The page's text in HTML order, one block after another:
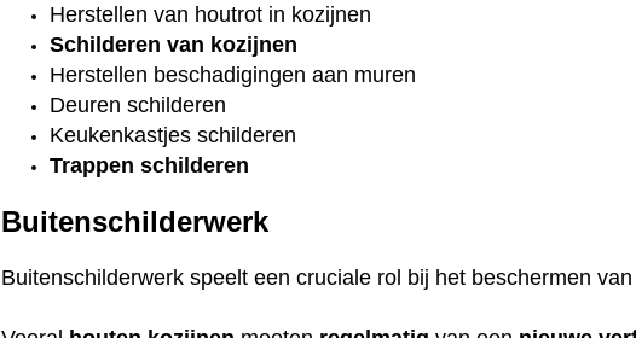
Herstellen van houtrot in kozijnen
Schilderen van kozijnen
Herstellen beschadigingen aan muren
Deuren schilderen
Keukenkastjes schilderen
Trappen schilderen
Buitenschilderwerk
Buitenschilderwerk speelt een cruciale rol bij het beschermen